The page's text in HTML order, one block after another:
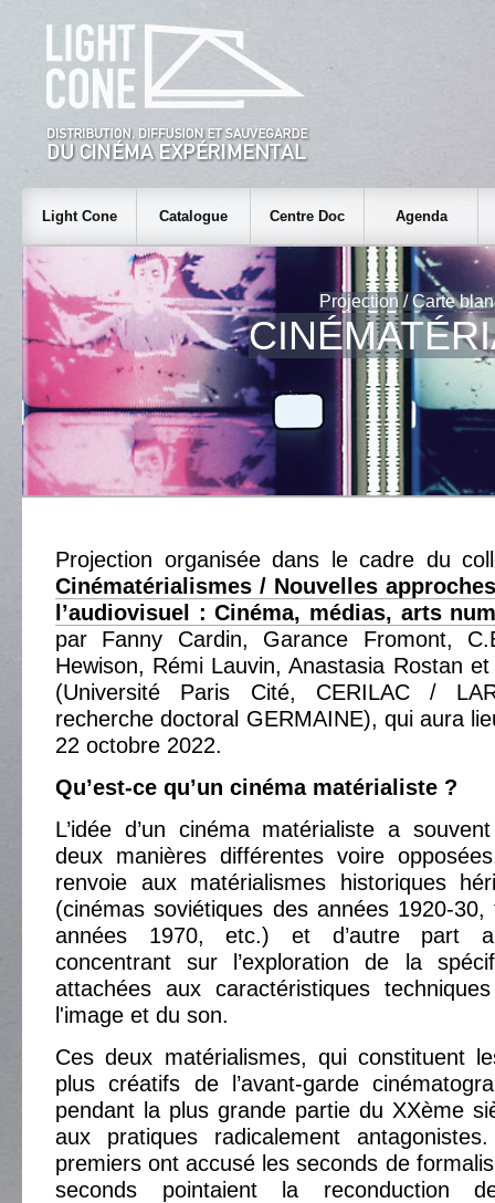
Light Cone Catalogue Centre Doc Agenda
Projection / Carte
Projection organisée dans le cadre du
Cinématérialismes / Nouvelles
l’audiovisuel : Cinéma, médias, arts
par Fanny Cardin, Garance Fromont,
Hewison, Rémi Lauvin, Anastasia Rostan
(Université Paris Cité, CERILAC /
recherche doctoral GERMAINE), qui aura
22 octobre 2022.
Qu’est-ce qu’un cinéma matérialiste ?
L’idée d’un cinéma matérialiste a
deux manières différentes voire
renvoie aux matérialismes historiques
(cinémas soviétiques des années 1920-
années 1970, etc.) et d’autre part
concentrant sur l’exploration de la
attachées aux caractéristiques
l'image et du son.
Ces deux matérialismes, qui constituent
plus créatifs de l’avant-garde
pendant la plus grande partie du XXème
aux pratiques radicalement
premiers ont accusé les seconds de
seconds pointaient la reconduction